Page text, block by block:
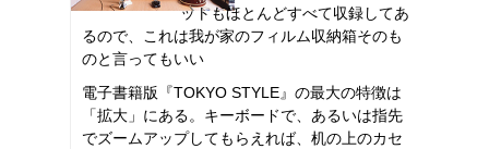
ットもほとんどすべて収録してあ
るので、これは我が家のフィルム収納箱そのも
のと言ってもいい
電子書籍版『TOKYO STYLE』の最大の特徴は
「拡大」にある。キーボードで、あるいは指先
でズームアップしてもらえれば、机の上のカセ